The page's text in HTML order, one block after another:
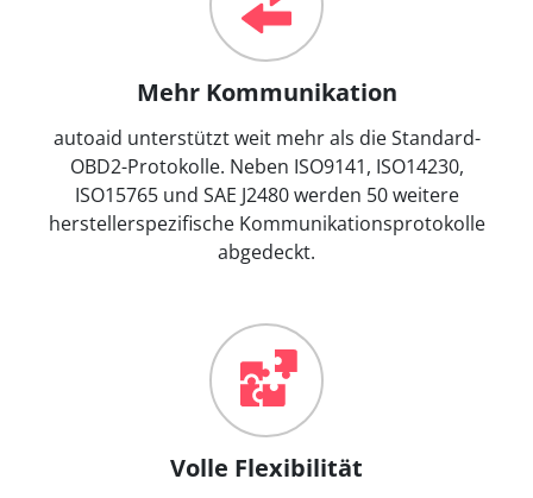
Mehr Kommunikation
autoaid unterstützt weit mehr als die Standard-
OBD2-Protokolle. Neben ISO9141, ISO14230,
ISO15765 und SAE J2480 werden 50 weitere
herstellerspezifische Kommunikationsprotokolle
abgedeckt.
Volle Flexibilität